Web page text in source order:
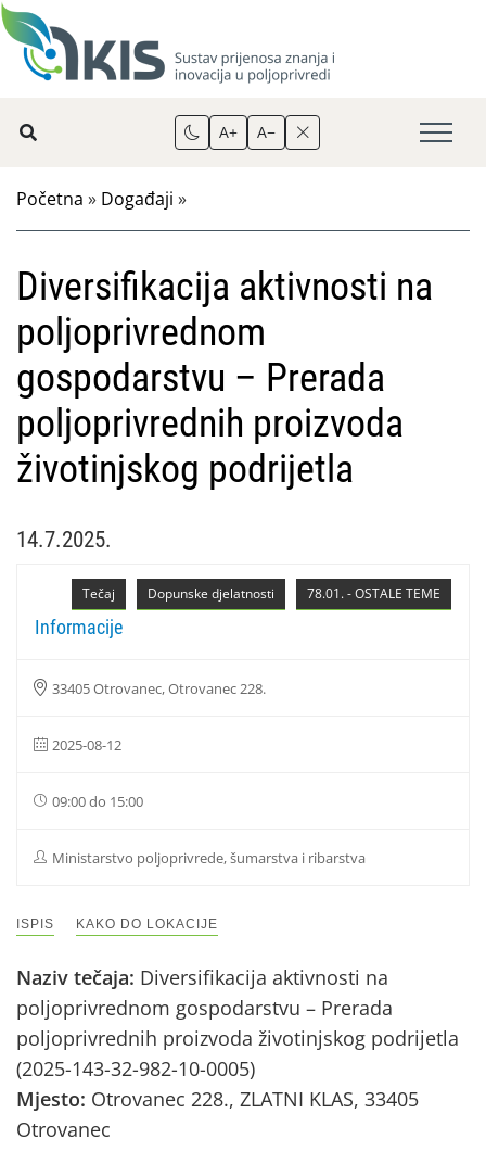
A+ A−
Početna » Događaji »
Diversifikacija aktivnosti na
poljoprivrednom
gospodarstvu – Prerada
poljoprivrednih proizvoda
životinjskog podrijetla
14.7.2025.
78.01. - OSTALE TEME
Dopunske djelatnosti
Tečaj
Informacije
33405 Otrovanec, Otrovanec 228.
2025-08-12
09:00 do 15:00
Ministarstvo poljoprivrede, šumarstva i ribarstva
ISPIS KAKO DO LOKACIJE
Naziv tečaja: Diversifikacija aktivnosti na
poljoprivrednom gospodarstvu – Prerada
poljoprivrednih proizvoda životinjskog podrijetla
(2025-143-32-982-10-0005)
Mjesto: Otrovanec 228., ZLATNI KLAS, 33405
Otrovanec